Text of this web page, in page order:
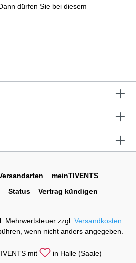
dürfen Sie bei diesem
meinTIVENTS
Status Vertrag kündigen
Mehrwertsteuer zzgl. Versandkosten
wenn nicht anders angegeben.
mit in Halle (Saale)